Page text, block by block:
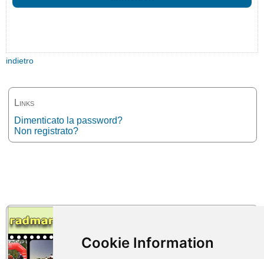
Links
Dimenticato la password?
Non registrato?
indietro